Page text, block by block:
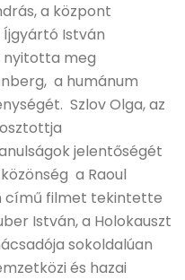
a központ
István
nyitotta meg
a humánum
Szlov Olga, az
jelentőségét
a Raoul
című filmet tekintette
István, a Holokauszt
sokoldalúan
és hazai